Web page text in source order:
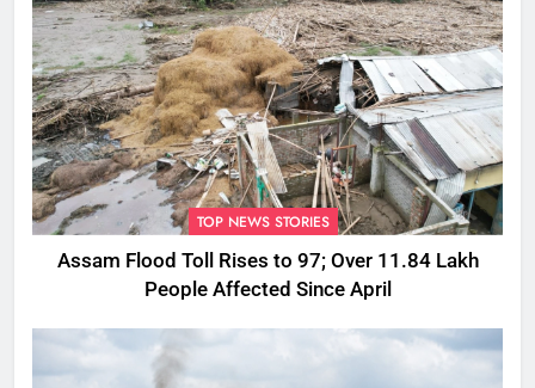
TOP NEWS STORIES
Assam Flood Toll Rises to 97; Over 11.84 Lakh
People Affected Since April